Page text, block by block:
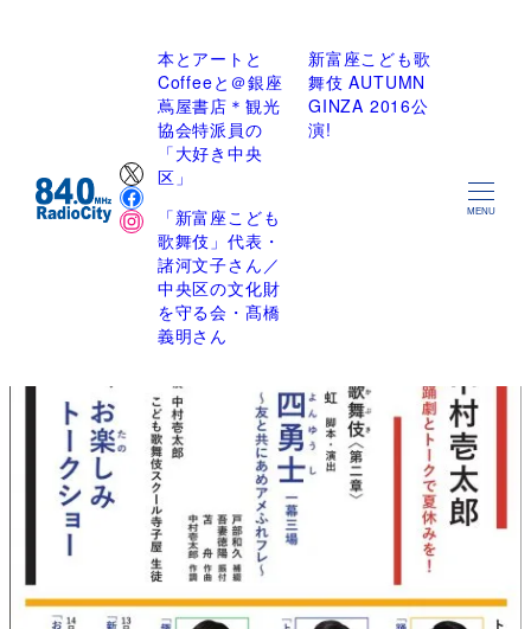
X
Facebook
Instagram
本とアートと
Coffeeと＠銀座
蔦屋書店＊観光
協会特派員の
「大好き中央
区」
新富座こども歌
舞伎 AUTUMN
GINZA 2016公
演!
「新富座こども
歌舞伎」代表・
諸河文子さん／
中央区の文化財
を守る会・髙橋
義明さん
MENU